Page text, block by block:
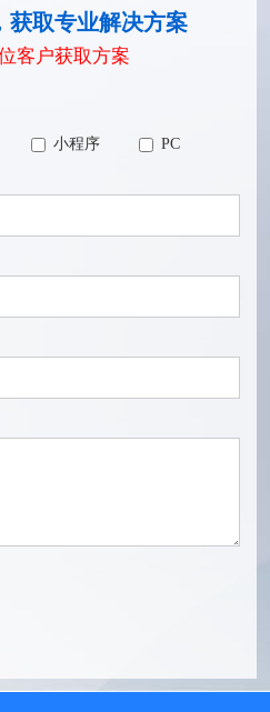
获取专业解决方案
客户获取方案
小程序 PC